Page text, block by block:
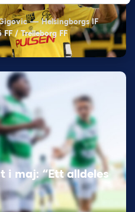
— Helsingborgs IF
/ Trelleborg FF
i maj: “Ett alldeles